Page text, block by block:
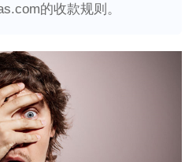
的收款规则。